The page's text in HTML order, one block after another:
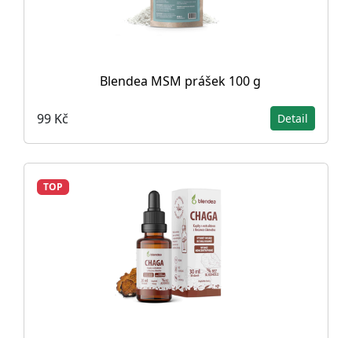
Blendea MSM prášek 100 g
99 Kč Detail
TOP